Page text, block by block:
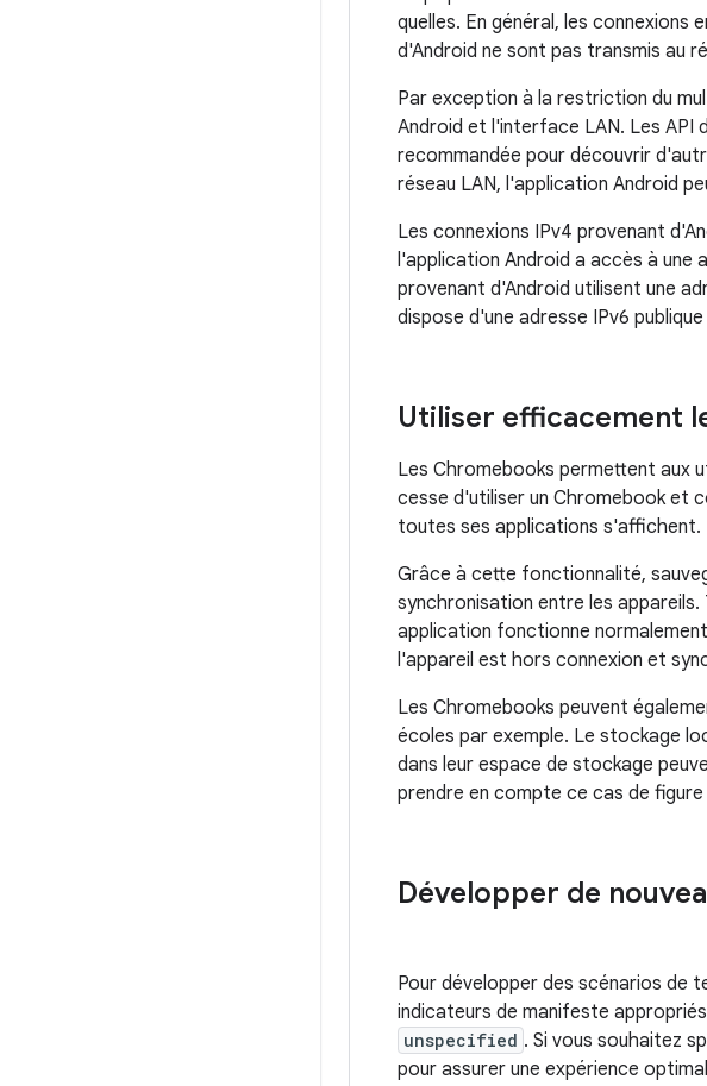
quelles. En général, les
d'Android ne sont pas transmis au
Par exception à la restriction du
Android et l'interface LAN. Les API
recommandée pour découvrir
réseau LAN, l'application Android
Les connexions IPv4 provenant
l'application Android a accès à une
provenant d'Android utilisent une
dispose d'une adresse IPv6
Utiliser efficacement
Les Chromebooks permettent aux
cesse d'utiliser un Chromebook et
toutes ses applications s'affichent.
Grâce à cette fonctionnalité,
synchronisation entre les
application fonctionne
l'appareil est hors connexion et
Les Chromebooks peuvent
écoles par exemple. Le stockage
dans leur espace de stockage
prendre en compte ce cas de
Développer de
Pour développer des scénarios de
indicateurs de manifeste
unspecified . Si vous souhaitez
pour assurer une expérience